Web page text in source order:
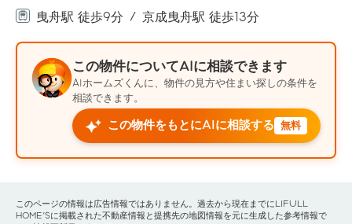
曳舟駅 徒歩9分
京成曳舟駅 徒歩13分
この物件についてAIに相談できます
AIホームズくんに、物件の見方や住まい探しの条件を
相談できます。
この物件をもとにAIに相談する 無料
このページの情報は広告情報ではありません。過去から現在までにLIFULL
HOME'Sに掲載された不動産情報と提携先の地図情報を元に生成した参考情報で